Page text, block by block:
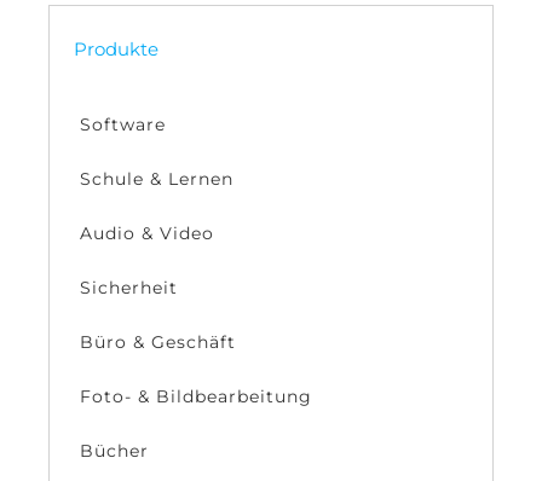
Produkte
Software
Schule & Lernen
Audio & Video
Sicherheit
Büro & Geschäft
Foto- & Bildbearbeitung
Bücher